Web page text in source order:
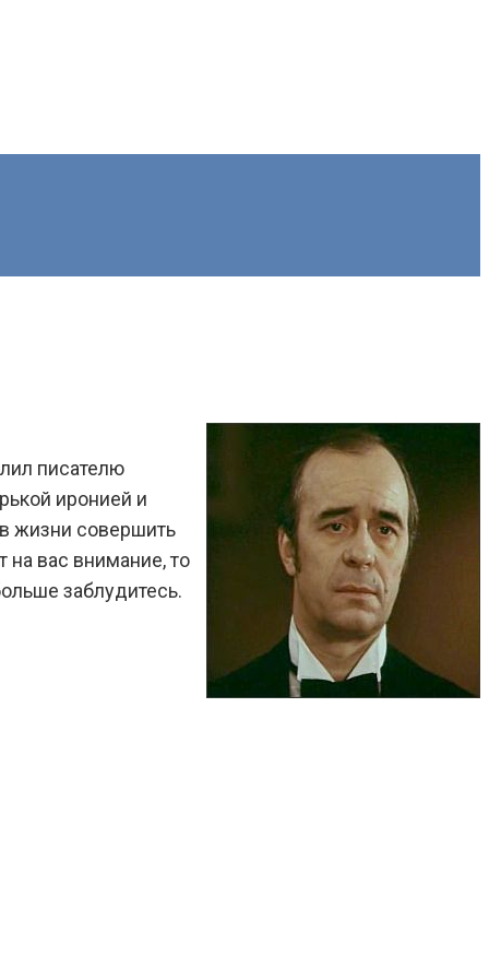
писателю
иронией и
жизни совершить
на вас внимание, то
заблудитесь.